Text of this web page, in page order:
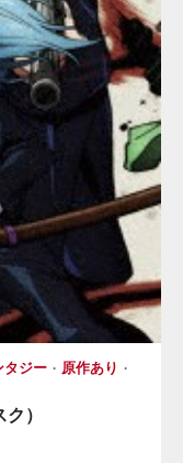
タジー
原作あり
）